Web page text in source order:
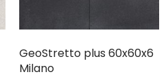
GeoStretto plus 60x60x6
Milano